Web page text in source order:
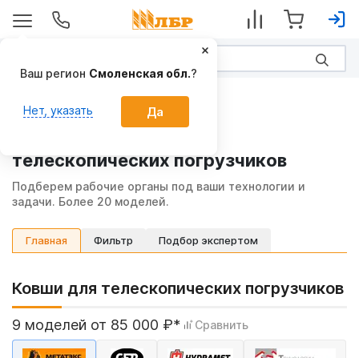
телескопических погрузчиков
Подберем рабочие органы под ваши технологии и
задачи. Более 20 моделей.
Главная Фильтр Подбор экспертом
Ковши для телескопических погрузчиков
9 моделей от 85 000 ₽* Сравнить
Ваш регион Смоленская обл.?
Нет, указать Да